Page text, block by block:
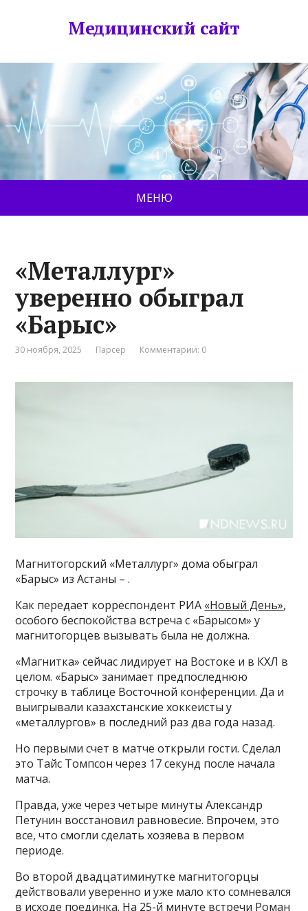
Медицинский сайт
МЕНЮ
«Металлург»
уверенно обыграл
«Барыс»
30 ноября, 2025 Парсер Комментарии: 0
Магнитогорский «Металлург» дома обыграл
«Барыс» из Астаны – .
Как передает корреспондент РИА «Новый День»,
особого беспокойства встреча с «Барысом» у
магнитогорцев вызывать была не должна.
«Магнитка» сейчас лидирует на Востоке и в КХЛ в
целом. «Барыс» занимает предпоследнюю
строчку в таблице Восточной конференции. Да и
выигрывали казахстанские хоккеисты у
«металлургов» в последний раз два года назад.
Но первыми счет в матче открыли гости. Сделал
это Тайс Томпсон через 17 секунд после начала
матча.
Правда, уже через четыре минуты Александр
Петунин восстановил равновесие. Впрочем, это
все, что смогли сделать хозяева в первом
периоде.
Во второй двадцатиминутке магнитогорцы
действовали уверенно и уже мало кто сомневался
в исходе поединка. На 25-й минуте встречи Роман